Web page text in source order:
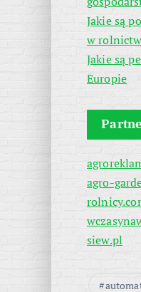
Jakie są
w
Jakie są
Europie
agro-
siew.pl